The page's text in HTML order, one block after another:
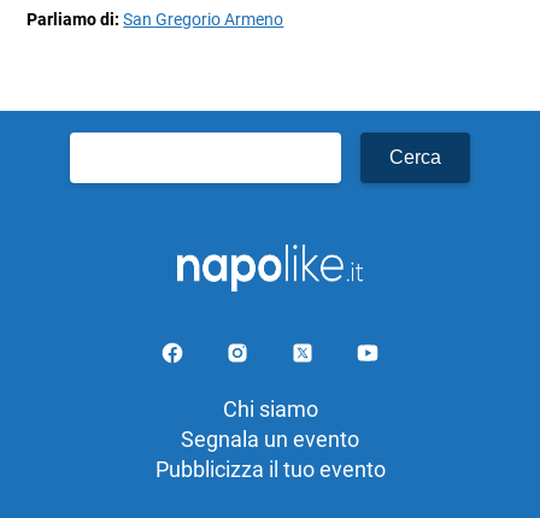
Parliamo di:San Gregorio Armeno
per:
Chi siamo
Segnala un evento
Pubblicizza il tuo evento